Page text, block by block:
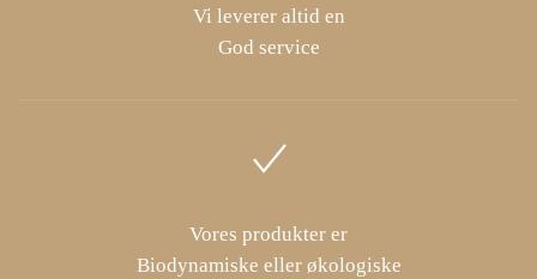
Vi leverer altid en
God service
Vores produkter er
Biodynamiske eller økologiske